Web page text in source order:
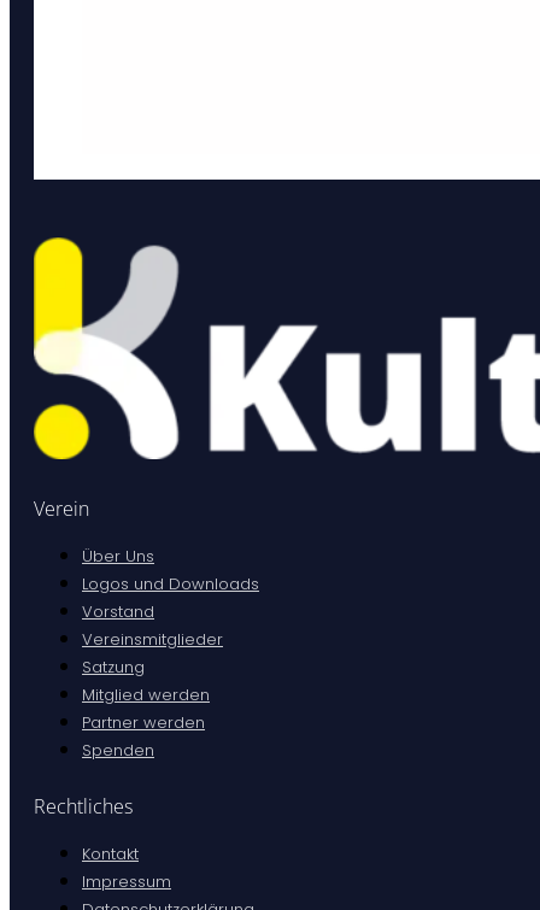
Verein
Über Uns
Logos und Downloads
Vorstand
Vereinsmitglieder
Satzung
Mitglied werden
Partner werden
Spenden
Rechtliches
Kontakt
Impressum